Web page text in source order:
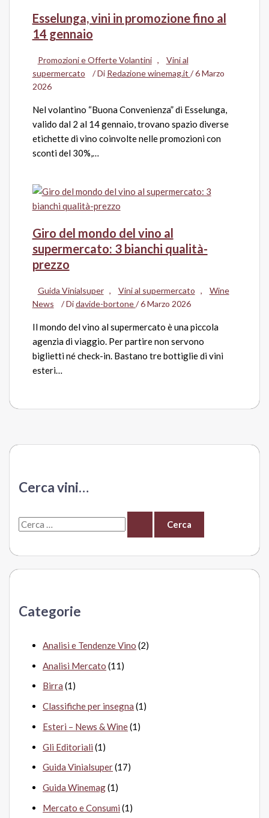
Esselunga, vini in promozione fino al
14 gennaio
Promozioni e Offerte Volantini ,
Vini al
supermercato
/ Di Redazione winemag.it /6 Marzo
2026
Nel volantino “Buona Convenienza” di Esselunga,
valido dal 2 al 14 gennaio, trovano spazio diverse
etichette di vino coinvolte nelle promozioni con
sconti del 30%,…
Giro del mondo del vino al
supermercato: 3 bianchi qualità-
prezzo
Guida Vinialsuper , Vini al supermercato ,
Wine
News
/ Didavide-bortone/6 Marzo 2026
Il mondo del vino al supermercato è una piccola
agenzia di viaggio. Per partire non servono
biglietti né check-in. Bastano tre bottiglie di vini
esteri…
Cerca vini…
C
r
:Categorie
Analisi e Tendenze Vino (2)
Analisi Mercato (11)
Birra (1)
Classifiche per insegna (1)
Esteri – News & Wine(1)
Gli Editoriali (1)
Guida Vinialsuper(17)
Guida Winemag(1)
Mercato e Consumi (1)